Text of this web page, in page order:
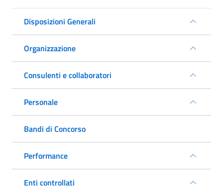
Disposizioni Generali
Organizzazione
Consulenti e collaboratori
Personale
Bandi di Concorso
Performance
Enti controllati